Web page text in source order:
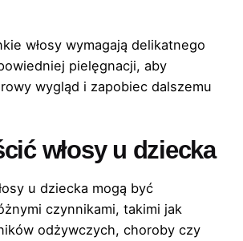
włosy wymagają delikatnego
pielęgnacji, aby
wygląd i zapobiec dalszemu
włosy u dziecka
u dziecka mogą być
czynnikami, takimi jak
odżywczych, choroby czy